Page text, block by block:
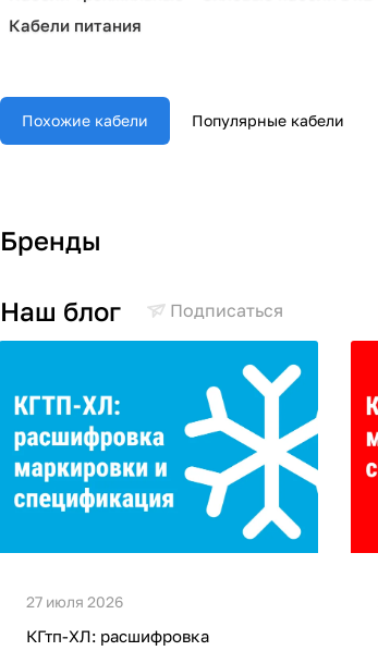
Кабели питания
Похожие кабели Популярные кабели
Бренды
Наш блог Подписаться
27 июля 2026
КГтп-ХЛ: расшифровка